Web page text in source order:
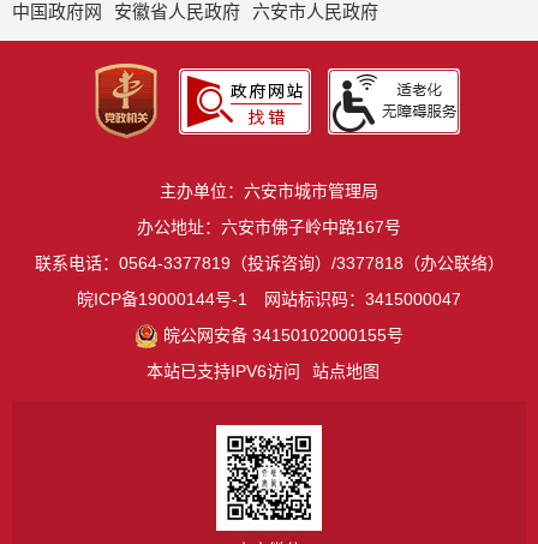
中国政府网
安徽省人民政府 六安市人民政府
主办单位：六安市城市管理局
办公地址：六安市佛子岭中路167号
联系电话：0564-3377819（投诉咨询）/3377818（办公联络）
皖ICP备19000144号-1
网站标识码：3415000047
皖公网安备 34150102000155号
本站已支持IPV6访问
站点地图